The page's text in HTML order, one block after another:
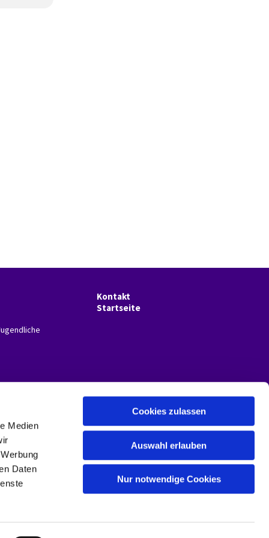
Medien
Daten
Cookies zulassen
Auswahl erlauben
Nur notwendige Cookies
Kontakt
Startseite